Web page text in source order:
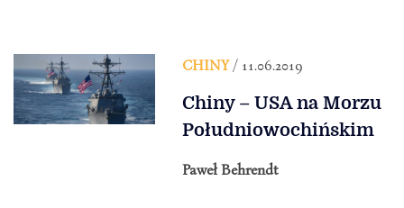
CHINY/ 11.06.2019
Chiny – USA na Morzu
Południowochińskim
Paweł Behrendt